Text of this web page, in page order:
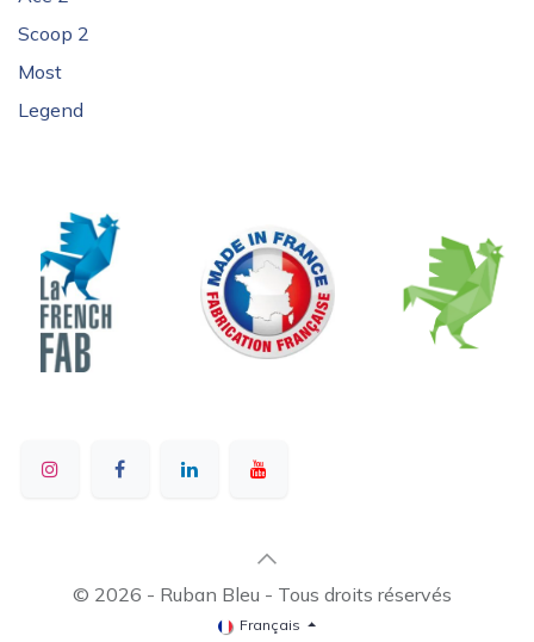
Scoop 2
Most
Legend
© 2026 - Ruban Bleu - Tous droits réservés
Français